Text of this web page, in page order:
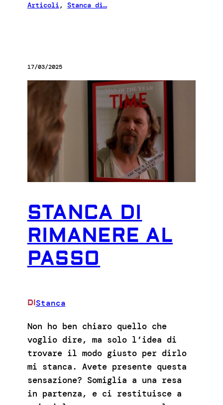
Articoli, Stanca di…
17/03/2025
STANCA DI
RIMANERE AL
PASSO
DIStanca
Non ho ben chiaro quello che
voglio dire, ma solo l’idea di
trovare il modo giusto per dirlo
mi stanca. Avete presente questa
sensazione? Somiglia a una resa
in partenza, e ci restituisce a